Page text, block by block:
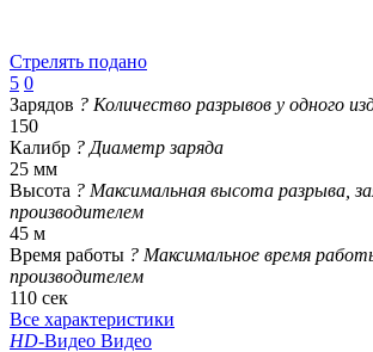
Стрелять подано
5 0
Зарядов ? Количество разрывов у одного
150
Калибр ? Диаметр заряда
25 мм
Высота ? Максимальная высота разрыва,
производителем
45 м
Время работы ? Максимальное время
производителем
110 сек
Все характеристики
HD-Видео Видео